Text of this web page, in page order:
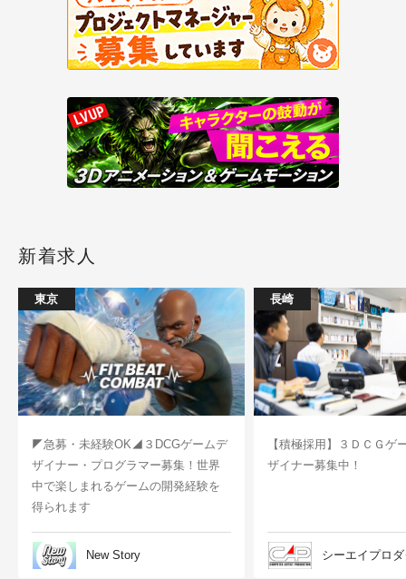
新着求人
東京
◤急募・未経験OK◢３DCGゲームデ
ザイナー・プログラマー募集！世界
中で楽しまれるゲームの開発経験を
得られます
New Story
長崎
【積極採用】３ＤＣＧゲ
ザイナー募集中！
シーエイプロ